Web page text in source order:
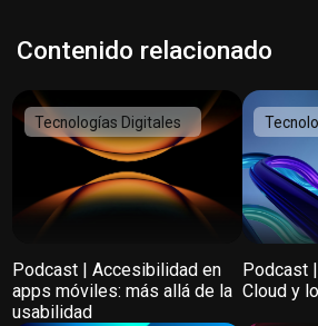
Contenido relacionado
Tecnologías Digitales
Podcast | Accesibilidad en
apps móviles: más allá de la
usabilidad
Podcast
Cloud y